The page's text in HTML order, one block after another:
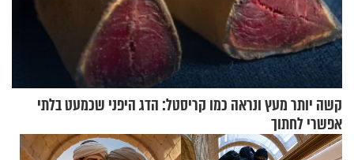
קשה יותר מעץ ונראה כמו קריסטל: הדג היפני שכמעט בלתי
אפשרי לחתוך